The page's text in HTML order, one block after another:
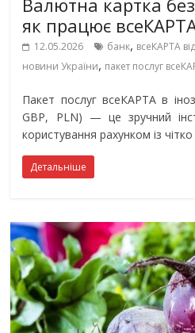
Валютна картка
як працює
12.05.2026 банк, всеКАРТА
новини України, пакет послуг
Пакет послуг всеКАРТА в
GBP, PLN) — це зручний
користування рахунком із
Детальніше